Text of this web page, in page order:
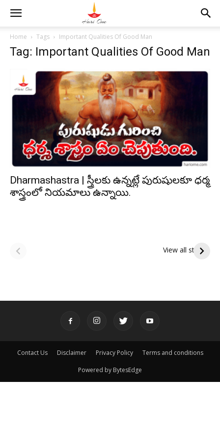
Home Tags Important Qualities Of Good Man
Tag: Important Qualities Of Good Man
Dharmashastra | స్త్రీలకు ఉన్నట్లే పురుషులకూ ధర్మ
శాస్త్రంలో నియమాలు ఉన్నాయి.
View all stories
పితృదేవతల ఆశీర్వాదం
ఇంద్రకీలాద్రి గిరి ప్రదక్షిణ
Contact Us Disclaimer Privacy Policy Terms and conditions
Powered by BytesEdge